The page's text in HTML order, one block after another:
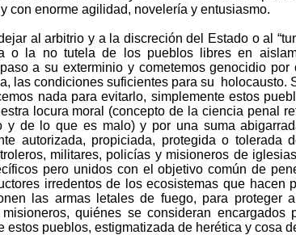
con enorme agilidad, novelería y entusiasmo.
al arbitrio y a la discreción del Estado o al
o la no tutela de los pueblos libres en
a su exterminio y cometemos genocidio por
las condiciones suficientes para su holocausto.
nada para evitarlo, simplemente estos
locura moral (concepto de la ciencia penal
y de lo que es malo) y por una suma
autorizada, propiciada, protegida o tolerada
militares, policías y misioneros de
pero unidos con el objetivo común de
irredentos de los ecosistemas que hacen
las armas letales de fuego, para proteger
quiénes se consideran
estos pueblos, estigmatizada de herética y cosa